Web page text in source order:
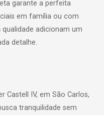
garante a perfeita
em família ou com
adicionam um
detalhe.
Castell IV, em São Carlos,
tranquilidade sem